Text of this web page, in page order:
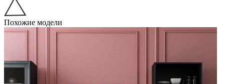
Похожие модели